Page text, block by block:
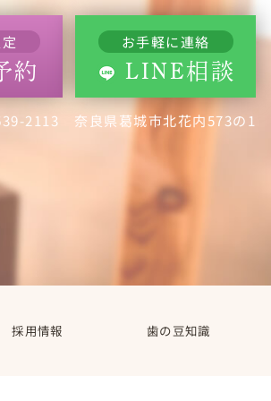
約
お手軽に連絡
LINE相談
2113 奈良県葛城市北花内573の1
採用情報 歯の豆知識